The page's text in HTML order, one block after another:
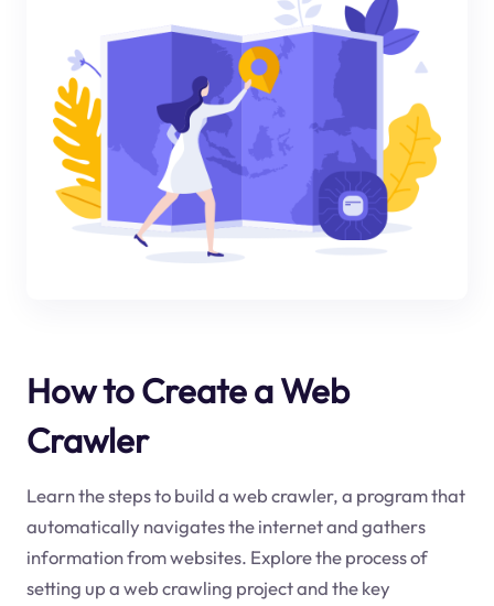
How to Create a Web
Crawler
Learn the steps to build a web crawler, a program that
automatically navigates the internet and gathers
information from websites. Explore the process of
setting up a web crawling project and the key